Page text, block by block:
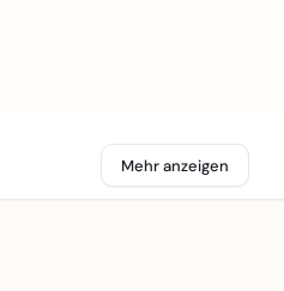
Mehr anzeigen